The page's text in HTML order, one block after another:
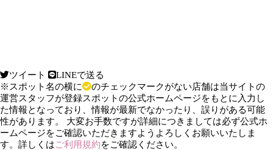
ツイート
LINEで送る
※スポット名の横に
のチェックマークがない店舗は当サイトの
運営スタッフが登録スポットの公式ホームページをもとに入力し
た情報となっており、情報が最新でなかったり、誤りがある可能
性があります。 大変お手数ですが詳細につきましては必ず公式ホ
ームページをご確認いただきますようよろしくお願いいたしま
す。詳しくはご利用規約をご確認ください。